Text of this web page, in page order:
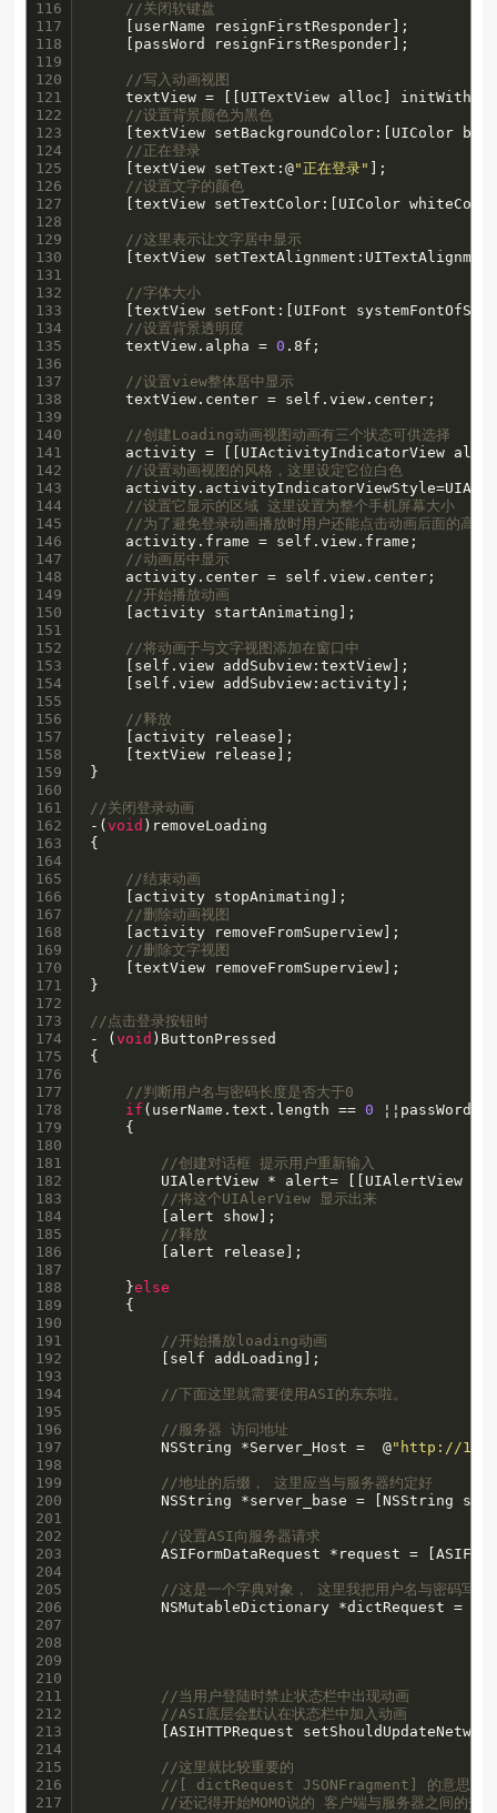
116
117
118
119
120
121
122
123
124
125
126
127
128
129
130
131
132
133
134
135
136
137
138
139
140
141
142
143
144
145
146
147
148
149
150
151
152
153
154
155
156
157
158
159
160
161
162
163
164
165
166
167
168
169
170
171
172
173
174
175
176
177
178
179
180
181
182
183
184
185
186
187
188
189
190
191
192
193
194
195
196
197
198
199
200
201
202
203
204
205
206
207
208
209
210
211
212
213
214
215
216
217
//关闭软键盘
    [userName resignFirstResponder];
    [passWord resignFirstResponder];
//写入动画视图
textView = [[UITextView alloc]
//设置背景颜色为黑色
[textView setBackgroundColor:[UIColor
//正在登录
    [textView setText:@
"正在登录" ];
//设置文字的颜色
[textView setTextColor:[UIColor
//这里表示让文字居中显示
[textView
//字体大小
[textView setFont:[UIFont
//设置背景透明度
    textView.alpha =
0 .8f;
//设置view整体居中显示
    textView.center = self.view.center;
//创建Loading动画视图动画有三个状态可供选择
activity = [[UIActivityIndicatorView
//设置动画视图的风格，这里设定它位白色
//设置它显示的区域 这里设置为整个手机屏幕大小
//为了避免登录动画播放时用户还能点击动画后面的高级
    activity.frame = self.view.frame;
//动画居中显示
    activity.center = self.view.center;
//开始播放动画
    [activity startAnimating];
//将动画于与文字视图添加在窗口中
    [self.view addSubview:textView];
    [self.view addSubview:activity];
//释放
    [activity release];
    [textView release];
}
//关闭登录动画
-(void )removeLoading
{
//结束动画
    [activity stopAnimating];
//删除动画视图
    [activity removeFromSuperview];
//删除文字视图
    [textView removeFromSuperview];
}
//点击登录按钮时
- (void )ButtonPressed
{
//判断用户名与密码长度是否大于0
if (userName.text.length == 0
    {
//创建对话框 提示用户重新输入
UIAlertView * alert= [[UIAlertView
//将这个UIAlerView 显示出来
        [alert show];
//释放
        [alert release];
    }
else
    {
//开始播放loading动画
        [self addLoading];
//下面这里就需要使用ASI的东东啦。
//服务器 访问地址
        NSString *Server_Host =  @
"http://
//地址的后缀， 这里应当与服务器约定好
NSString *server_base = [NSString
//设置ASI向服务器请求
ASIFormDataRequest *request =
//这是一个字典对象， 这里我把用户名与密码写入
        NSMutableDictionary	*dictRequest = [NSMutableDictionary dictionaryWithObjectsAndKeys:
//当用户登陆时禁止状态栏中出现动画
//ASI底层会默认在状态栏中加入动画
[ASIHTTPRequest
//这里就比较重要的
//[ dictRequest JSONFragment] 的意思是把
//还记得开始MOMO说的 客户端与服务器之间的交